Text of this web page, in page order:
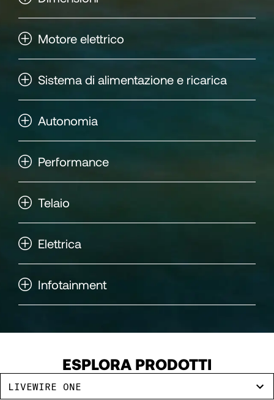
114
115
116
117
118
119
120
121
122
123
Motore elettrico
Sistema di alimentazione e ricarica
Autonomia
Performance
Telaio
Elettrica
Infotainment
ESPLORA PRODOTTI
LIVEWIRE ONE